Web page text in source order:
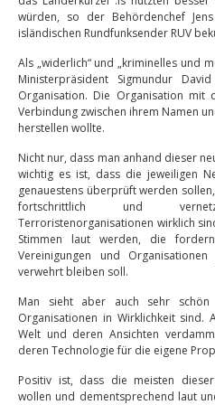
würden, so der Behördenchef
isländischen Rundfunksender RUV
Als „widerlich“ und „kriminelles und
Ministerpräsident Sigmundur
Organisation. Die Organisation mit
Verbindung zwischen ihrem Namen
herstellen wollte.
Nicht nur, dass man anhand dieser
wichtig es ist, dass die jeweiligen
genauestens überprüft werden
fortschrittlich und
Terroristenorganisationen wirklich
Stimmen laut werden, die
Vereinigungen und
verwehrt bleiben soll.
Man sieht aber auch sehr schön
Organisationen in Wirklichkeit sind.
Welt und deren Ansichten
deren Technologie für die eigene
Positiv ist, dass die meisten
wollen und dementsprechend laut